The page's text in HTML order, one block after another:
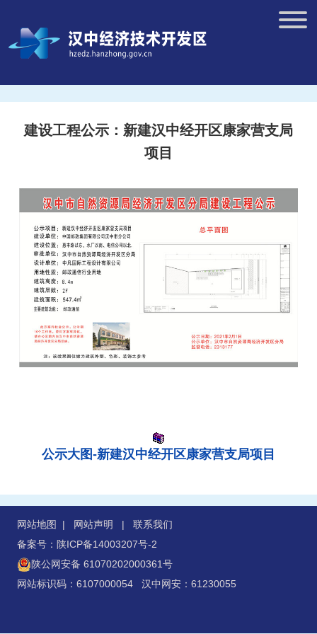
建设工程公示：新建汉中经开区康家营支局
项目
公示大图-新建汉中经开区康家营支局项目
网站地图 | 网站声明 | 联系我们
备案号：陕ICP备14003207号-2
陕公网安备 61070202000361号
网站标识码：6107000054 汉中网安：61230055